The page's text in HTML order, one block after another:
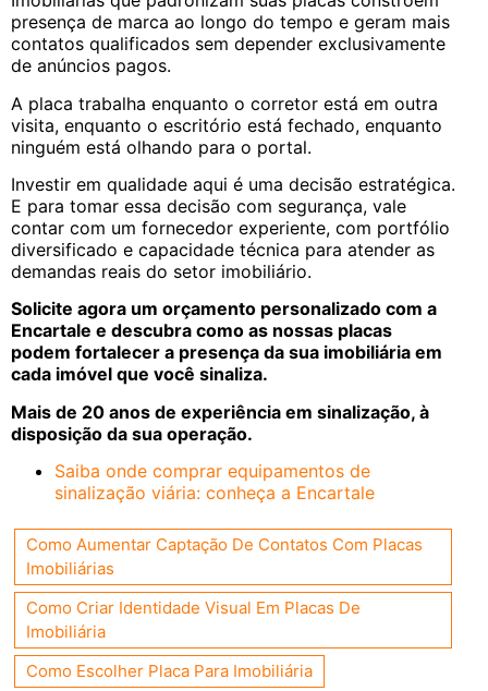
presença de marca ao longo do tempo e geram mais
contatos qualificados sem depender exclusivamente
de anúncios pagos.
A placa trabalha enquanto o corretor está em outra
visita, enquanto o escritório está fechado, enquanto
ninguém está olhando para o portal.
Investir em qualidade aqui é uma decisão estratégica.
E para tomar essa decisão com segurança, vale
contar com um fornecedor experiente, com portfólio
diversificado e capacidade técnica para atender as
demandas reais do setor imobiliário.
Solicite agora um orçamento personalizado com a
Encartale e descubra como as nossas placas
podem fortalecer a presença da sua imobiliária em
cada imóvel que você sinaliza.
Mais de 20 anos de experiência em sinalização, à
disposição da sua operação.
Saiba onde comprar equipamentos de
sinalização viária: conheça a Encartale
Como Aumentar Captação De Contatos Com Placas
Imobiliárias
Como Criar Identidade Visual Em Placas De
Imobiliária
Como Escolher Placa Para Imobiliária